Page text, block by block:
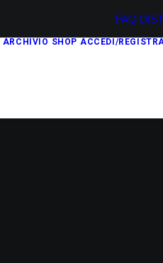
FAQ
ARCHIVIO SHOP ACCEDI/